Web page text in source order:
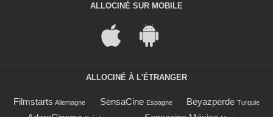
ALLOCINÉ SUR MOBILE
ALLOCINÉ À L'ÉTRANGER
Filmstarts Allemagne SensaCine Espagne Beyazperde Turquie